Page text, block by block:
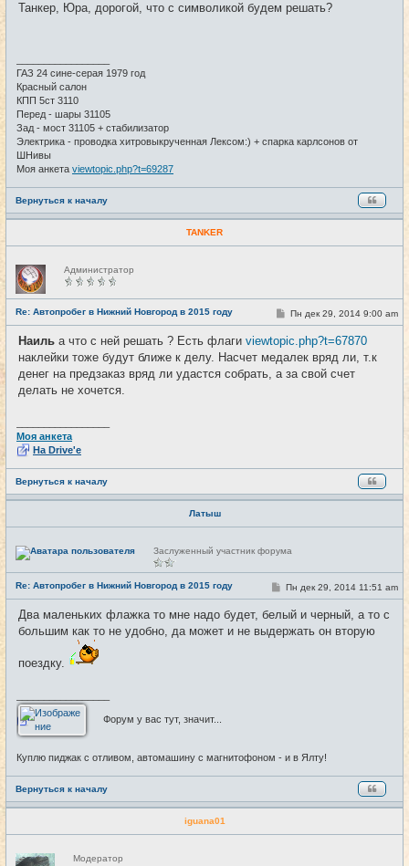
б
Танкер, Юра, дорогой, что с символикой будем решать?
ГАЗ 24 сине-серая 1979 год
Красный салон
КПП 5ст 3110
Перед - шары 31105
Зад - мост 31105 + стабилизатор
Электрика - проводка хитровыкрученная Лексом:) + спарка карлсонов от
ШНивы
Моя анкета viewtopic.php?t=69287
Вернуться к началу
TANKER
Н
е
в
с
е
т
и
Администратор
Re: Автопробег в Нижний Новгород в 2015 году #28
С
о
о
б
щ
н
Пн дек 29, 2014 9:00 am
Наиль а что с ней решать ? Есть флаги viewtopic.php?t=67870
наклейки тоже будут ближе к делу. Насчет медалек вряд ли, т.к
денег на предзаказ вряд ли удастся собрать, а за свой счет
делать не хочется.
Моя анкета
На Drive'e
Вернуться к началу
Латыш
Н
е
е
т
и
Заслуженный участник форума
Re: Автопробег в Нижний Новгород в 2015 году #29
С
о
б
щ
е
Пн дек 29, 2014 11:51 am
Два маленьких флажка то мне надо будет, белый и черный, а то с
большим как то не удобно, да может и не выдержать он вторую
поездку.
Форум у вас тут, значит...
Куплю пиджак с отливом, автомашину с магнитофоном - и в Ялту!
Вернуться к началу
iguana01
Н
е
Модератор